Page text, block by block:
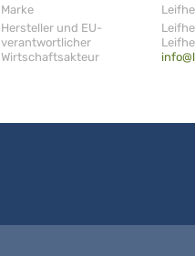
Marke
Hersteller und EU-
verantwortlicher
Wirtschaftsakteur